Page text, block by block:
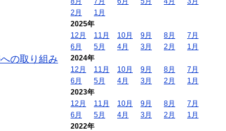
への取り組み
2月
1月
2025年
12月
11月 10月 9月 8月
7月
6月
5月 4月 3月 2月
1月
2024年
12月
11月 10月 9月 8月
7月
6月
5月 4月 3月 2月
1月
2023年
12月
11月 10月 9月 8月
7月
6月
5月 4月 3月 2月
1月
2022年